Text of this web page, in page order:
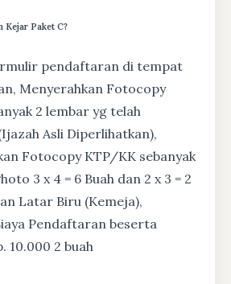
Kejar Paket C?
pendaftaran di tempat
Menyerahkan Fotocopy
2 lembar yg telah
Asli Diperlihatkan),
Fotocopy KTP/KK sebanyak
3 x 4 = 6 Buah dan 2 x 3 = 2
Latar Biru (Kemeja),
Pendaftaran beserta
10.000 2 buah